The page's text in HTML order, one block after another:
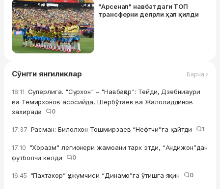
"Арсенал" навбатдаги ТОП
трансферни деярли ҳал қилди
Сўнгги янгиликлар Барча ›
18:11 Суперлига. "Сурхон" – "Навбаҳор": Тейди, Дзебниаури
ва Темирхонов асосийда, Шербўтаев ва Жалолиддинов
захирада
0
17:37 Расман: Билолхон Тошмирзаев “Нефтчи”га қайтди 1
17:10 "Хоразм" легионери жамоани тарк этди, “Андижон”дан
футболчи келди
0
16:45 “Пахтакор” ҳужумчиси “Динамо”га ўтишга яқин 0